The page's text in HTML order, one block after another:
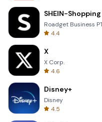
SHEIN-
Roadget Business
4.4
X
X Corp.
4.6
Disney+
Disney
4.5